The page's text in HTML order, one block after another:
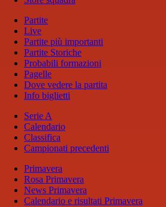
Partite
Live
Partite più importanti
Partite Storiche
Probabili formazioni
Pagelle
Dove vedere la partita
Info biglietti
Serie A
Calendario
Classifica
Campionati precedenti
Primavera
Rosa Primavera
News Primavera
Calendario e risultati Primavera